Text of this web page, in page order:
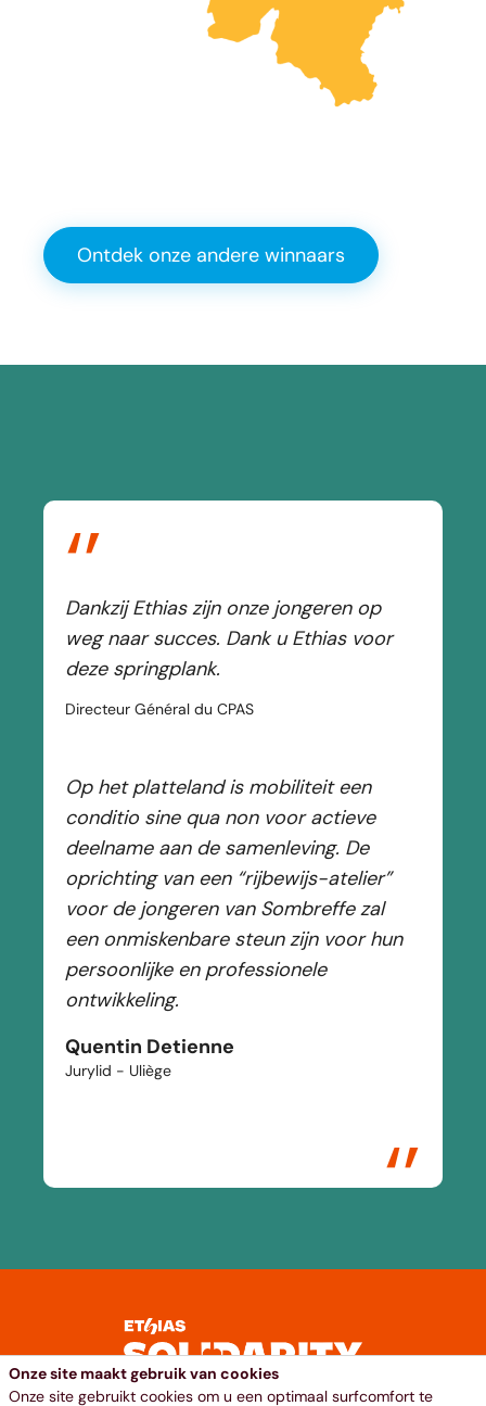
Ontdek onze andere winnaars
‘’
Dankzij Ethias zijn onze jongeren op
weg naar succes. Dank u Ethias voor
deze springplank.
Directeur Général du CPAS
Op het platteland is mobiliteit een
conditio sine qua non voor actieve
deelname aan de samenleving. De
oprichting van een “rijbewijs-atelier”
voor de jongeren van Sombreffe zal
een onmiskenbare steun zijn voor hun
persoonlijke en professionele
ontwikkeling.
Quentin Detienne
Jurylid - Uliège
‘’
Onze site maakt gebruik van cookies
Onze site gebruikt cookies om u een optimaal surfcomfort te